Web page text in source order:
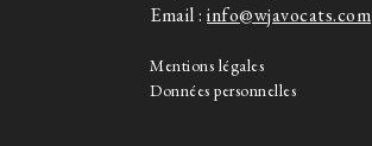
Email : info@wjavocats.com
Mentions légales
Données personnelles